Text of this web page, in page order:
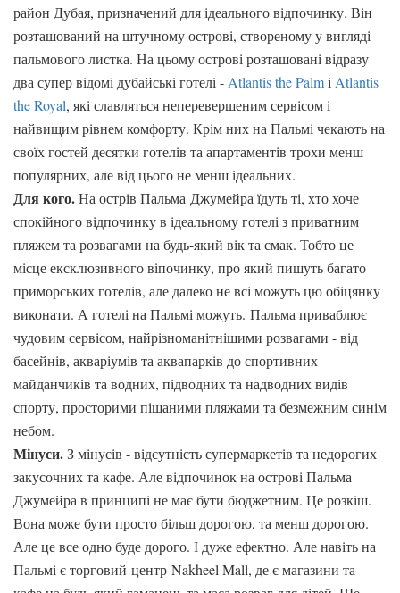
район Дубая, призначений для ідеального відпочинку. Він
розташований на штучному острові, створеному у вигляді
пальмового листка. На цьому острові розташовані відразу
два супер відомі дубайські готелі -Atlantis the PalmіAtlantis
the Royal, які славляться неперевершеним сервісом і
найвищим рівнем комфорту. Крім них на Пальмі чекають на
своїх гостей десятки готелів та апартаментів трохи менш
популярних, але від цього не менш ідеальних.
Для кого.На острів Пальма Джумейра їдуть ті, хто хоче
спокійного відпочинку в ідеальному готелі з приватним
пляжем та розвагами на будь-який вік та смак. Тобто це
місце ексклюзивного віпочинку, про який пишуть багато
приморських готелів, але далеко не всі можуть цю обіцянку
виконати. А готелі на Пальмі можуть. Пальма приваблює
чудовим сервісом, найрізноманітнішими розвагами - від
басейнів, акваріумів та аквапарків до спортивних
майданчиків та водних, підводних та надводних видів
спорту, просторими піщаними пляжами та безмежним синім
небом.
Мінуси.З мінусів - відсутність супермаркетів та недорогих
закусочних та кафе. Але відпочинок на острові Пальма
Джумейра в принципі не має бути бюджетним. Це розкіш.
Вона може бути просто більш дорогою, та менш дорогою.
Але це все одно буде дорого. І дуже ефектно. Але навіть на
Пальмі є торговий центр Nakheel Mall, де є магазини та